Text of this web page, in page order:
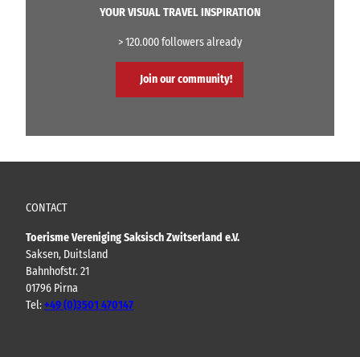
YOUR VISUAL TRAVEL INSPIRATION
> 120.000 followers already
Join our community!
CONTACT
Toerisme Vereniging Saksisch Zwitserland e.V.
Saksen, Duitsland
Bahnhofstr. 21
01796 Pirna
Tel:+49 (0)3501 470147